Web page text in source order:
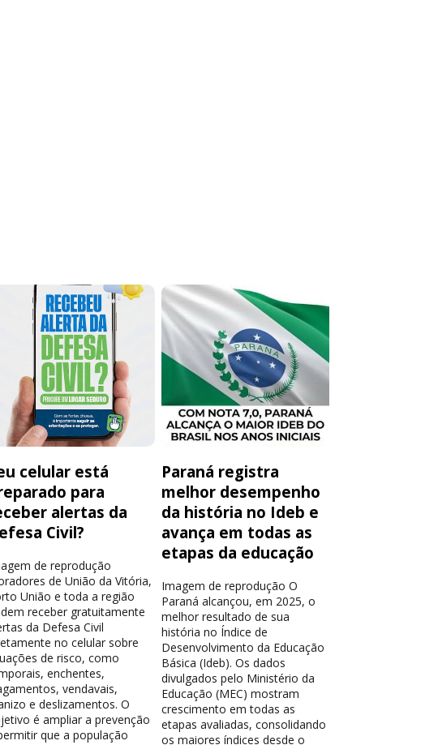
celular está
para
alertas da
Civil?
de reprodução
de União da Vitória,
União e toda a região
receber gratuitamente
da Defesa Civil
no celular sobre
de risco, como
enchentes,
vendavais,
e deslizamentos. O
é ampliar a prevenção
que a população
Paraná registra
melhor desempenho
da história no Ideb e
avança em todas as
etapas da educação
Imagem de reprodução O
Paraná alcançou, em 2025, o
melhor resultado de sua
história no Índice de
Desenvolvimento da Educação
Básica (Ideb). Os dados
divulgados pelo Ministério da
Educação (MEC) mostram
crescimento em todas as
etapas avaliadas, consolidando
os maiores índices desde o